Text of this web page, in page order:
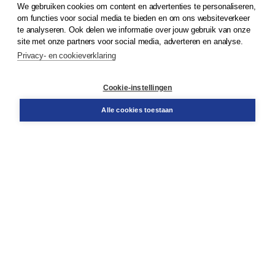
© 2026Koninklijke Boom uitgevers
Bestellen
We gebruiken cookies om content en advertenties te personaliseren,
om functies voor social media te bieden en om ons websiteverkeer
te analyseren. Ook delen we informatie over jouw gebruik van onze
site met onze partners voor social media, adverteren en analyse.
Privacy- en cookieverklaring
Cookie-instellingen
Alle cookies toestaan